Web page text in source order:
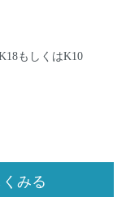
もしくはK10
みる